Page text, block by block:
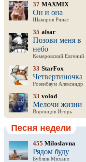
37 MAXMIX
Он и она
Шакиров Ринат
35 alsar
Позови меня в
небо
Кемеровский Евгений
33 StarFox
Четвертиночка
Розенбаум Александр
33 volod
Мелочи жизни
Воронцов Игорь
Песня недели
455 Miloslavna
Рядом буду
Бублик Михаил